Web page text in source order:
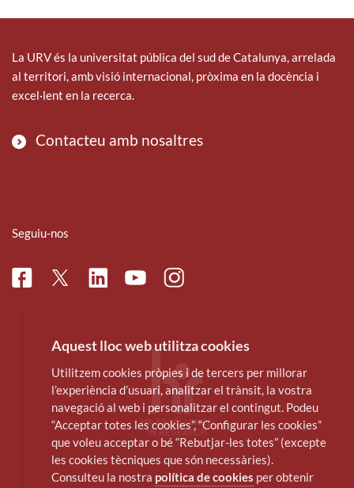
La URV és la universitat pública del sud de Catalunya, arrelada
al territori, amb visió internacional, pròxima en la docència i
excel·lent en la recerca.
Contacteu amb nosaltres
Seguiu-nos
FacebookTwitterLinkedinYoutubeInstagram
Aquest lloc web utilitza cookies
Utilitzem cookies pròpies i de tercers per millorar
l’experiència d’usuari, analitzar el trànsit, la vostra
navegació al web i personalitzar el contingut. Podeu
“Acceptar totes les cookies”, “Configurar les cookies”
que voleu acceptar o bé “Rebutjar-les totes” (excepte
les cookies tècniques que són necessàries).
Consulteu la nostra política de cookies per obtenir